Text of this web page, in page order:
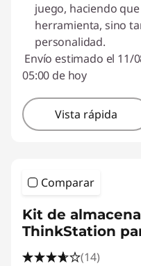
juego, haciendo
herramienta, sino
personalidad.
Envío estimado el 11/
05:00 de hoy
Vista rápida
Comparar
Kit de
ThinkStation
(14)